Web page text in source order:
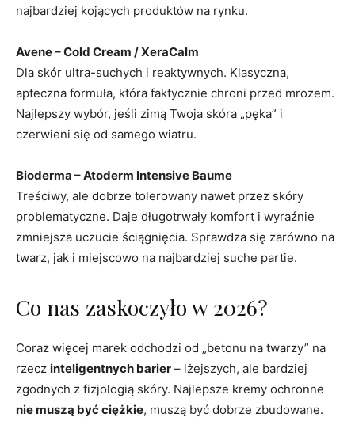
najbardziej kojących produktów na rynku.
Avene– Cold Cream / XeraCalm
Dla skór ultra-suchych i reaktywnych. Klasyczna,
apteczna formuła, która faktycznie chroni przed mrozem.
Najlepszy wybór, jeśli zimą Twoja skóra „pęka” i
czerwieni się od samego wiatru.
Bioderma – Atoderm Intensive Baume
Treściwy, ale dobrze tolerowany nawet przez skóry
problematyczne. Daje długotrwały komfort i wyraźnie
zmniejsza uczucie ściągnięcia. Sprawdza się zarówno na
twarz, jak i miejscowo na najbardziej suche partie.
Co nas zaskoczyło w 2026?
Coraz więcej marek odchodzi od „betonu na twarzy” na
rzecz inteligentnych barier – lżejszych, ale bardziej
zgodnych z fizjologią skóry. Najlepsze kremy ochronne
nie muszą być ciężkie, muszą być dobrze zbudowane.